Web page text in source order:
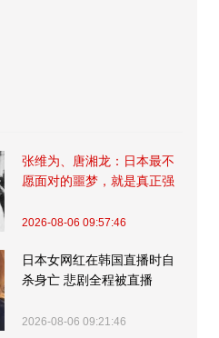
张维为、唐湘龙：日本最不
愿面对的噩梦，就是真正强
2026-08-06 09:57:46
日本女网红在韩国直播时自
杀身亡 悲剧全程被直播
2026-08-06 09:21:46